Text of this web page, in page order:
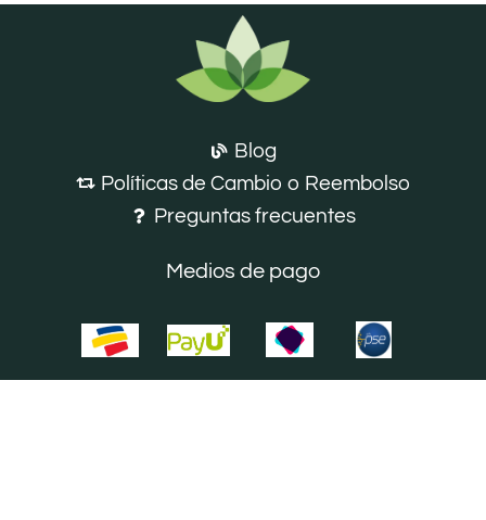
Blog
Políticas de Cambio o Reembolso
Preguntas frecuentes
Medios de pago